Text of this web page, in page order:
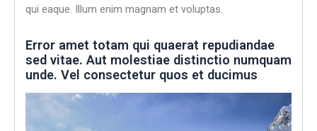
qui eaque. Illum enim magnam et voluptas.
Error amet totam qui quaerat repudiandae
sed vitae. Aut molestiae distinctio numquam
unde. Vel consectetur quos et ducimus